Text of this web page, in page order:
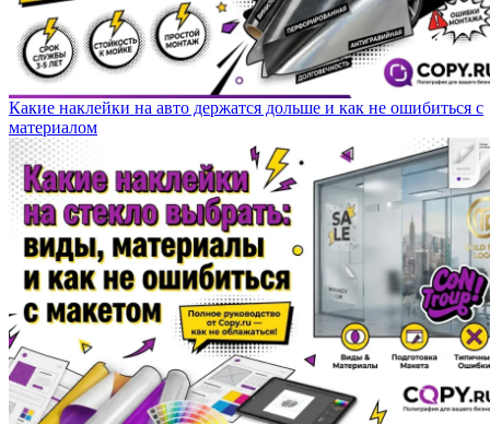
Какие наклейки на авто держатся дольше и как не ошибиться с
материалом